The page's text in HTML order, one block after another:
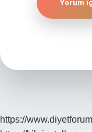
https://